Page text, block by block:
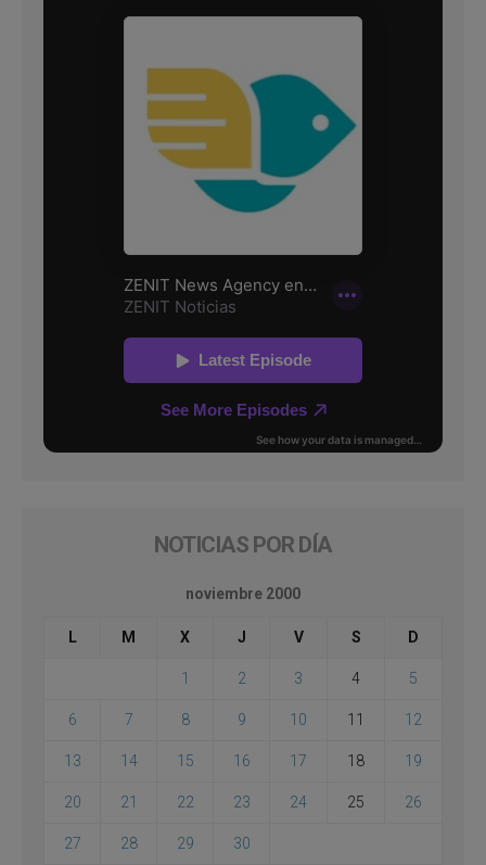
NOTICIAS POR DÍA
noviembre 2000
L M X J V S D
1 2 3 4 5
6 7 8 9 10 11 12
13 14 15 16 17 18 19
20 21 22 23 24 25 26
27 28 29 30